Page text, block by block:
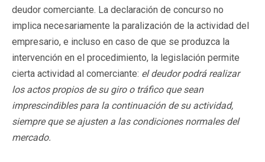
deudor comerciante. La declaración de concurso no
implica necesariamente la paralización de la actividad del
empresario, e incluso en caso de que se produzca la
intervención en el procedimiento, la legislación permite
cierta actividad al comerciante: el deudor podrá realizar
los actos propios de su giro o tráfico que sean
imprescindibles para la continuación de su actividad,
siempre que se ajusten a las condiciones normales del
mercado.